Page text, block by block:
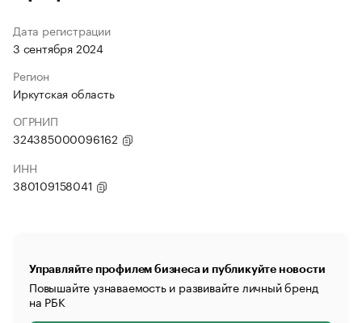
Дата регистрации
3 сентября 2024
Регион
Иркутская область
ОГРНИП
324385000096162
ИНН
380109158041
Управляйте профилем бизнеса и публикуйте новости
Повышайте узнаваемость и развивайте личный бренд
на РБК